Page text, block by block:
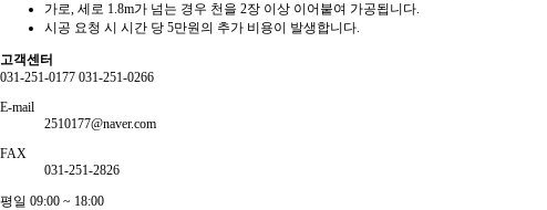
가로, 세로 1.8m가 넘는 경우 천을 2장 이상 이어붙여 가공됩니다.
시공 요청 시 시간 당 5만원의 추가 비용이 발생합니다.
고객센터
031-251-0177 031-251-0266
E-mail
2510177@naver.com
FAX
031-251-2826
평일 09:00 ~ 18:00